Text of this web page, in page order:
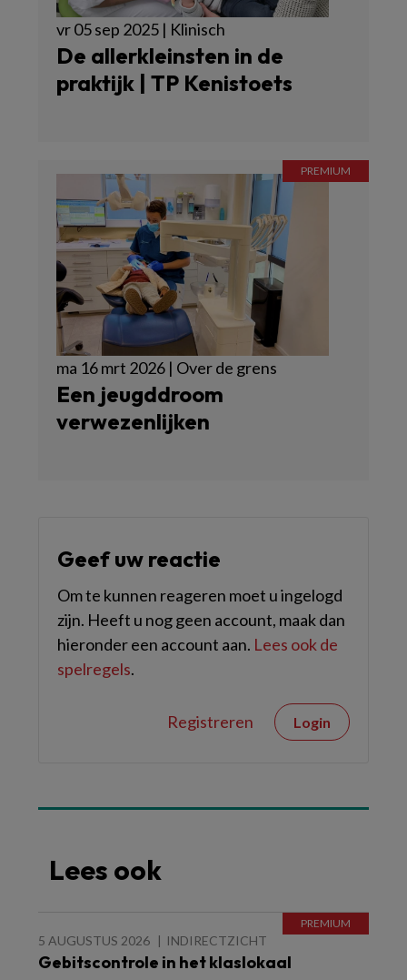
vr 05 sep 2025 | Klinisch
De allerkleinsten in de
praktijk | TP Kenistoets
ma 16 mrt 2026 | Over de grens
Een jeugddroom
verwezenlijken
Geef uw reactie
Om te kunnen reageren moet u ingelogd
zijn. Heeft u nog geen account, maak dan
hieronder een account aan. Lees ook de
spelregels.
Registreren Login
Lees ook
5 AUGUSTUS 2026 INDIRECTZICHT
Gebitscontrole in het klaslokaal